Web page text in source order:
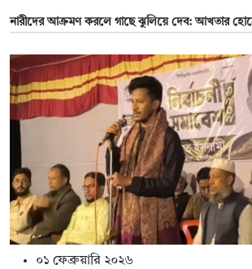
নারীদের আক্রমণ করলে গাছে ঝুলিয়ে দেব: আখতার
০১ ফেব্রুয়ারি ২০২৬